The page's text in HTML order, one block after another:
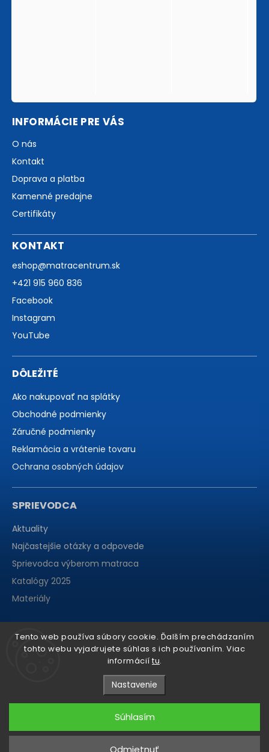
Tento web používa súbory cookie. Ďalším prechádzaním
tohto webu vyjadrujete súhlas s ich používaním. Viac
informácií tu.
Nastavenie
Odmietnuť
Súhlasím
INFORMÁCIE PRE VÁS
O nás
Kontakt
Doprava a platba
Kamenné predajne
Certifikáty
KONTAKT
eshop@matracentrum.sk
+421 915 960 836
Facebook
Instagram
YouTube
DÔLEŽITÉ
Ako nakupovať na splátky
Obchodné podmienky
Záručné podmienky
Reklamácia a vrátenie tovaru
Ochrana osobných údajov
SPRIEVODCA
Aktuality
Najčastejšie otázky a odpovede
Sprievodca výberom matraca
Katalógy 2025
Materiály
Copyright 2026matraCentrum. Všetky práva vyhradené.